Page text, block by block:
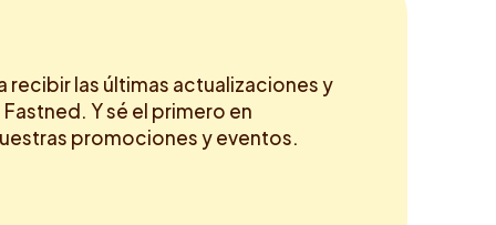
recibir las últimas actualizaciones y
Y sé el primero en
promociones y eventos.